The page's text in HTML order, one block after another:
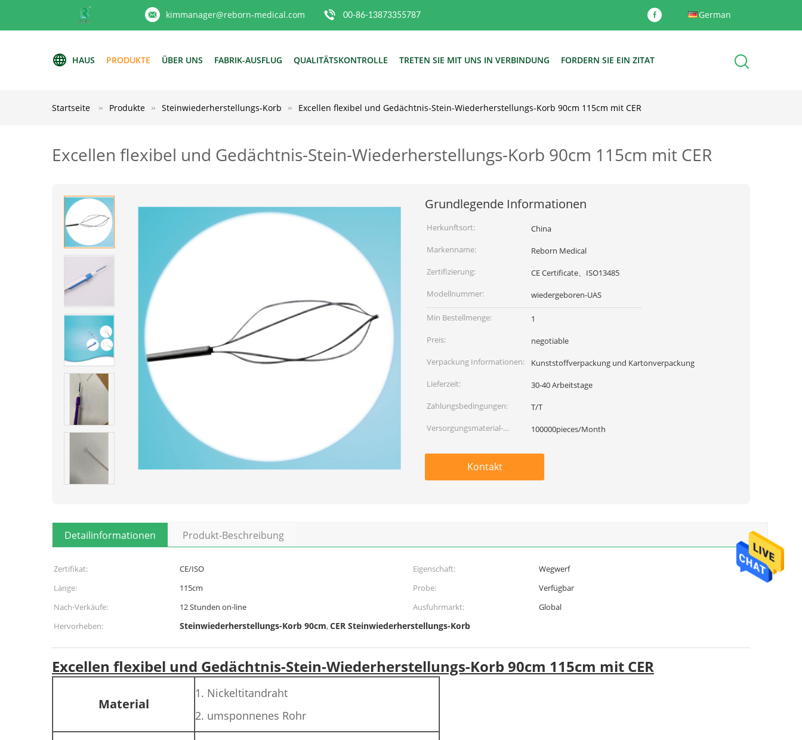
kimmanager@reborn-medical.com 00-86-13873355787 German
HAUS PRODUKTE ÜBER UNS FABRIK-AUSFLUG QUALITÄTSKONTROLLE TRETEN SIE MIT UNS IN VERBINDUNG FORDERN SIE EIN ZITAT
Startseite Produkte Steinwiederherstellungs-Korb Excellen flexibel und Gedächtnis-Stein-Wiederherstellungs-Korb 90cm 115cm mit CER
Excellen flexibel und Gedächtnis-Stein-Wiederherstellungs-Korb 90cm 115cm mit CER
Grundlegende Informationen
Herkunftsort:
China
Markenname:
Reborn Medical
Zertifizierung:
CE Certificate、ISO13485
Modellnummer:
wiedergeboren-UAS
Min Bestellmenge:
1
Preis:
negotiable
Verpackung Informationen:
Kunststoffverpackung und Kartonverpackung
Lieferzeit:
30-40 Arbeitstage
Zahlungsbedingungen:
T/T
Versorgungsmaterial-
100000pieces/Month
Kontakt
Detailinformationen Produkt-Beschreibung
Zertifikat: CE/ISO Eigenschaft:
Wegwerf
Länge:
115cm Probe:
Verfügbar
Nach-Verkäufe:
12 Stunden on-line Ausfuhrmarkt:
Global
Hervorheben:
Steinwiederherstellungs-Korb 90cm,CER Steinwiederherstellungs-Korb
Excellen flexibel und Gedächtnis-Stein-Wiederherstellungs-Korb 90cm 115cm mit CER
Material
1. Nickeltitandraht
2. umsponnenes Rohr